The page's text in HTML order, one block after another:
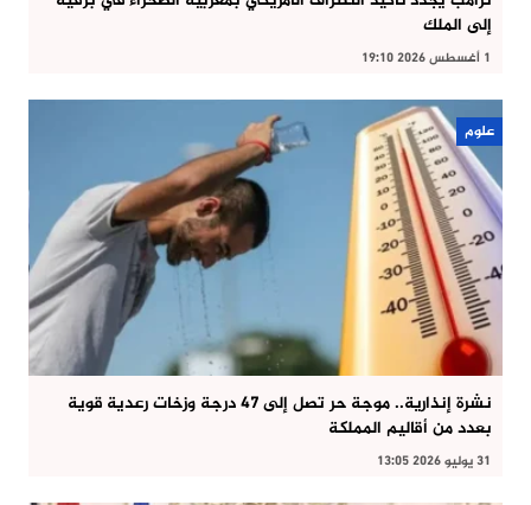
إلى الملك
1 أغسطس 2026 19:10
علوم
نشرة إنذارية.. موجة حر تصل إلى 47 درجة وزخات رعدية قوية
بعدد من أقاليم المملكة
31 يوليو 2026 13:05